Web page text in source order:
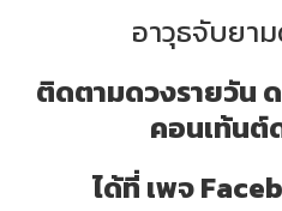
อาวุธจับยา
ติดตามดวงรายวัน
คอนเท้นต์
ได้ที่ เพจ